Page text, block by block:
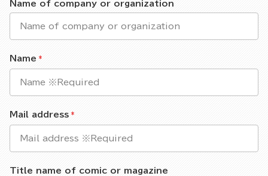
Name of company or organization
Name
Mail address
Title name of comic or magazine